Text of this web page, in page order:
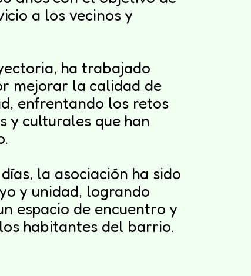
a los vecinos y
ha trabajado
mejorar la calidad de
enfrentando los retos
y culturales que han
la asociación ha sido
y unidad, logrando
espacio de encuentro y
habitantes del barrio.